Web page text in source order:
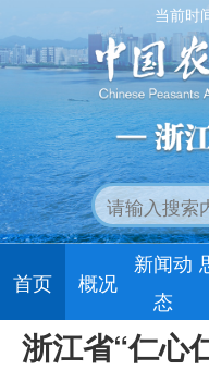
当前时
首页 概况
新闻动
态
浙江省“仁心